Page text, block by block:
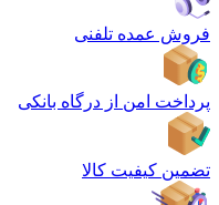
فروش عمده تلفنی
پرداخت امن از درگاه بانکی
تضمین کیفیت کالا